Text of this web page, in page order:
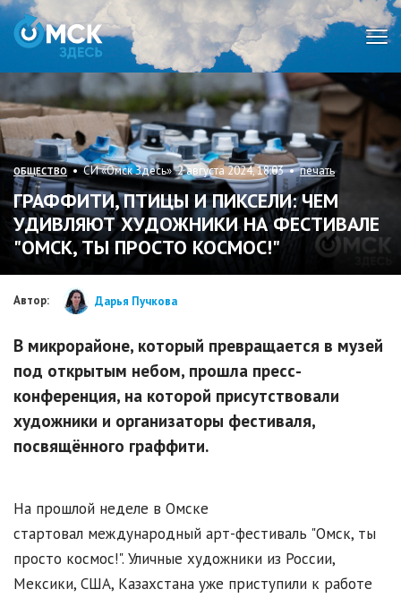
ОБЩЕСТВО• СИ «Омск Здесь» 2 августа 2024, 18:03 •печать
ГРАФФИТИ, ПТИЦЫ И ПИКСЕЛИ: ЧЕМ
УДИВЛЯЮТ ХУДОЖНИКИ НА ФЕСТИВАЛЕ
"ОМСК, ТЫ ПРОСТО КОСМОС!"
Автор: Дарья Пучкова
В микрорайоне, который превращается в музей
под открытым небом, прошла пресс-
конференция, на которой присутствовали
художники и организаторы фестиваля,
посвящённого граффити.
На прошлой неделе в Омске
стартовал международный арт-фестиваль "Омск, ты
просто космос!". Уличные художники из России,
Мексики, США, Казахстана уже приступили к работе